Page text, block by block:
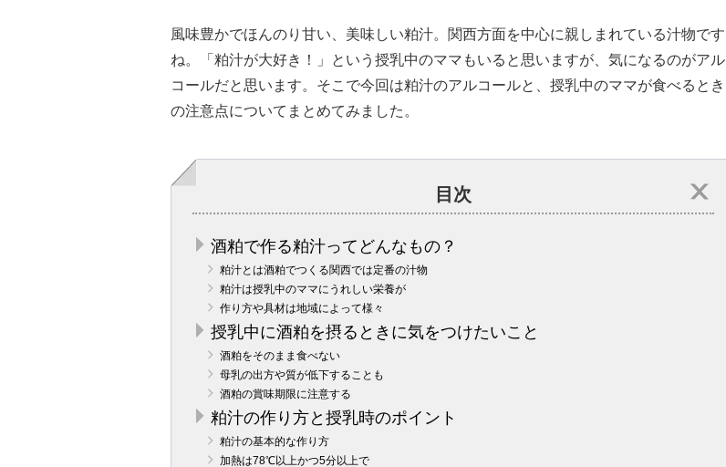
風味豊かでほんのり甘い、美味しい粕汁。関西方面を中心に親しまれている汁物です
ね。「粕汁が大好き！」という授乳中のママもいると思いますが、気になるのがアル
コールだと思います。そこで今回は粕汁のアルコールと、授乳中のママが食べるとき
の注意点についてまとめてみました。
目次
酒粕で作る粕汁ってどんなもの？
粕汁とは酒粕でつくる関西では定番の汁物
粕汁は授乳中のママにうれしい栄養が
作り方や具材は地域によって様々
授乳中に酒粕を摂るときに気をつけたいこと
酒粕をそのまま食べない
母乳の出方や質が低下することも
酒粕の賞味期限に注意する
粕汁の作り方と授乳時のポイント
粕汁の基本的な作り方
加熱は78℃以上かつ5分以上で